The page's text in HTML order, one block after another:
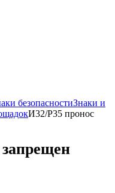
безопасностиЗнаки и
И32/Р35 пронос